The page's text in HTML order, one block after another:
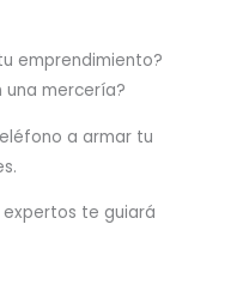
emprendimiento?
una mercería?
a armar tu
te guiará